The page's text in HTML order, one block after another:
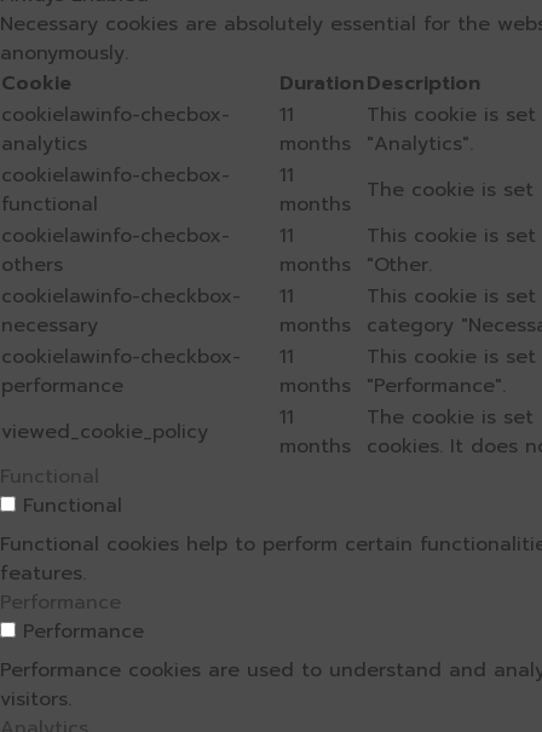
Necessary cookies are absolutely essential for the
anonymously.
Cookie
DurationDescription
cookielawinfo-checbox-
analytics
11
months
This cookie is
"Analytics".
cookielawinfo-checbox-
functional
11
months
The cookie is
cookielawinfo-checbox-
others
11
months
This cookie is
"Other.
cookielawinfo-checkbox-
necessary
11
months
This cookie is
category
cookielawinfo-checkbox-
performance
11
months
This cookie is
"Performance".
viewed_cookie_policy
11
months
The cookie is
cookies. It does
Functional
Functional
Functional cookies help to perform certain
features.
Performance
Performance
Performance cookies are used to understand and
visitors.